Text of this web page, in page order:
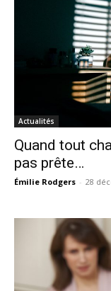
Actualités
Quand tout
pas prête…
Émilie Rodgers - 28